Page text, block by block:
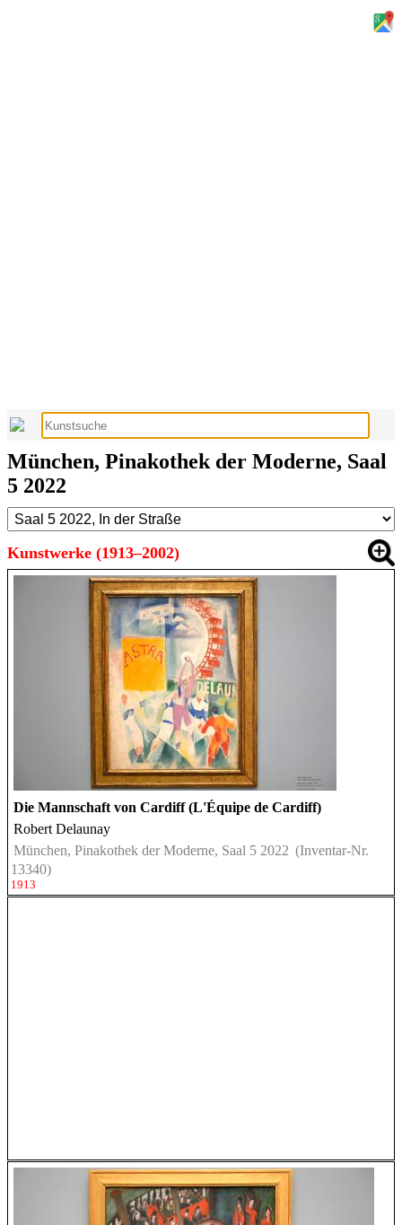
München, Pinakothek der Moderne, Saal
5 2022
Kunstwerke (1913–2002)
Die Mannschaft von Cardiff (L'Équipe de Cardiff)
Robert Delaunay
München, Pinakothek der Moderne, Saal 5 2022 (Inventar-Nr.
13340)
1913